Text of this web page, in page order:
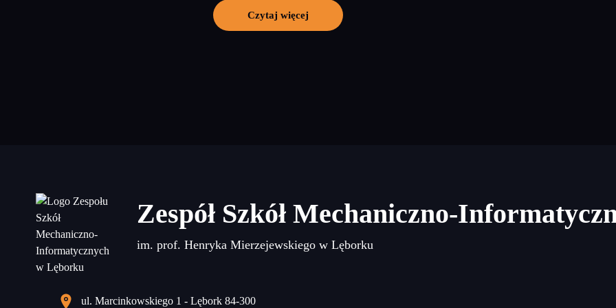
Czytaj więcej
Zespół Szkół Mechaniczno-
im. prof. Henryka Mierzejewskiego w Lęborku
ul. Marcinkowskiego 1 - Lębork 84-300